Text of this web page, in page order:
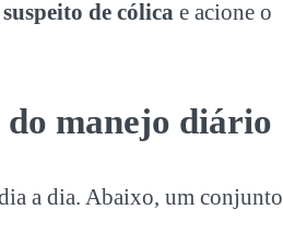
suspeito de cólica e acione o
do manejo diário
a dia. Abaixo, um conjunto